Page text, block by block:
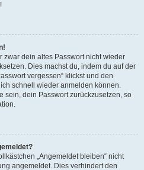
zwar dein altes Passwort nicht wieder
Dies machst du, indem du auf der
vergessen“ klickst und den
schnell wieder anmelden können.
sein, dein Passwort zurückzusetzen, so
„Angemeldet bleiben“ nicht
angemeldet. Dies verhindert den